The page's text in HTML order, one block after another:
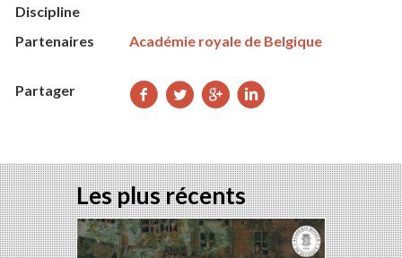
Discipline
Partenaires
Académie royale de Belgique
Partager
Partager
Partager
Partager
Les plus récents